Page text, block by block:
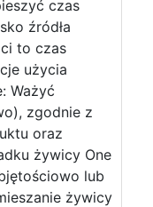
czas
źródła
to czas
użycia
Ważyć
zgodnie z
oraz
żywicy One
lub
żywicy